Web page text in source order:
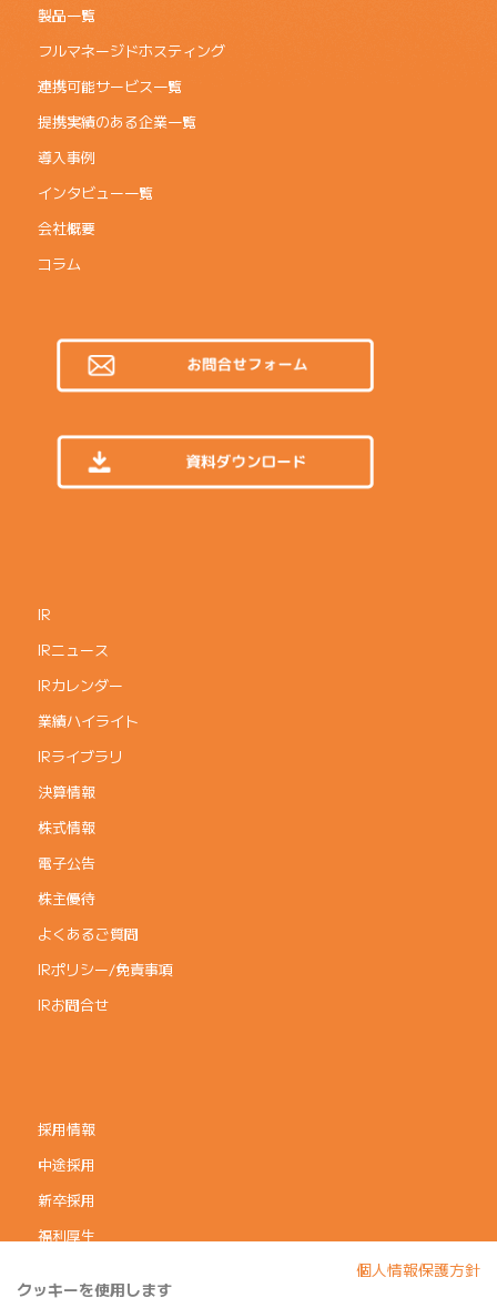
製品一覧
フルマネージドホスティング
連携可能サービス一覧
提携実績のある企業一覧
導入事例
インタビュー一覧
会社概要
コラム
IR
IRニュース
IRカレンダー
業績ハイライト
IRライブラリ
決算情報
株式情報
電子公告
株主優待
よくあるご質問
IRポリシー/免責事項
IRお問合せ
採用情報
中途採用
新卒採用
福利厚生
個人情報保護方針
クッキーを使用します